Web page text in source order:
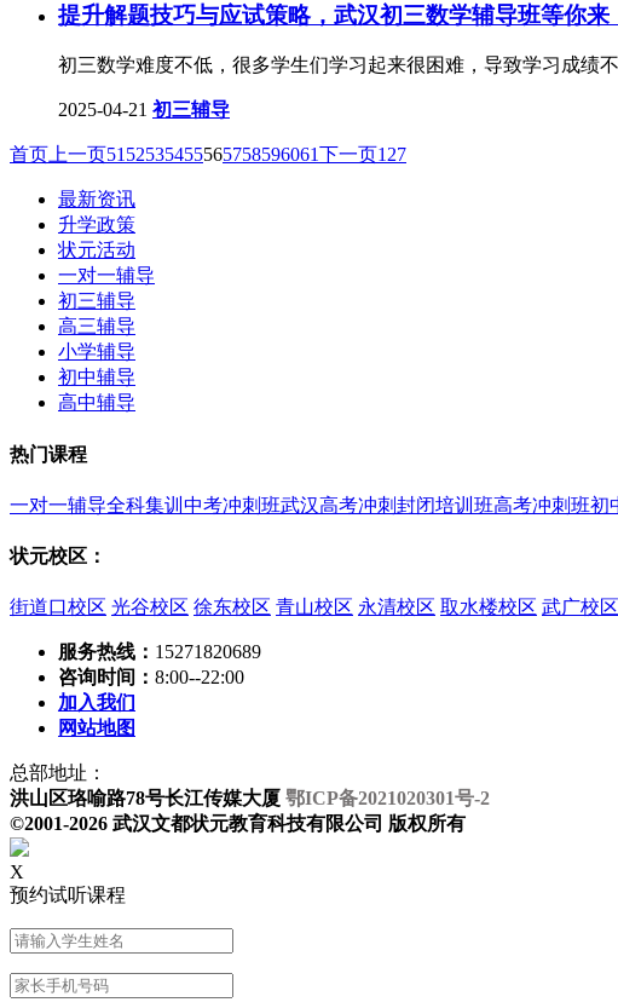
提升解题技巧与应试策略，武汉初三数学辅导班等你来
初三数学难度不低，很多学生们学习起来很困难，导致学习成绩
2025-04-21 初三辅导
首页 上一页51 52535455565758596061下一页127
最新资讯
升学政策
状元活动
一对一辅导
初三辅导
高三辅导
小学辅导
初中辅导
高中辅导
热门课程
一对一辅导全科集训 中考冲刺班武汉高考冲刺封闭培训班高考冲刺班初
状元校区：
街道口校区 光谷校区 徐东校区 青山校区 永清校区 取水楼校区 武广校区
服务热线： 15271820689
咨询时间： 8:00--22:00
加入我们
网站地图
总部地址：
洪山区珞喻路78号长江传媒大厦 鄂ICP备2021020301号-2
©2001-2026 武汉文都状元教育科技有限公司 版权所有
X
预约试听课程